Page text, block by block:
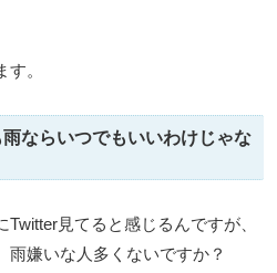
。
ならいつでもいいわけじゃな
見てると感じるんですが、
雨嫌いな人多くないですか？